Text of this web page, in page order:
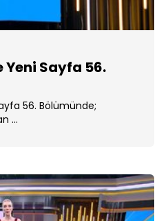
Yeni Sayfa 56.
56. Bölümünde;
...